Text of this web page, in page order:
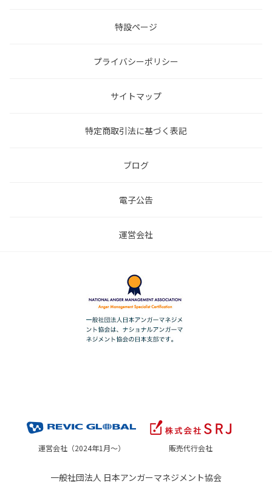
特設ページ
プライバシーポリシー
サイトマップ
特定商取引法に基づく表記
ブログ
電子公告
運営会社
運営会社（2024年1月～） 販売代行会社
一般社団法人 日本アンガーマネジメント協会